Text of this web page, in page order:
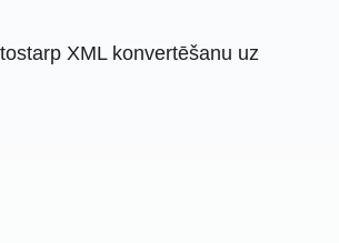
XML konvertēšanu uz